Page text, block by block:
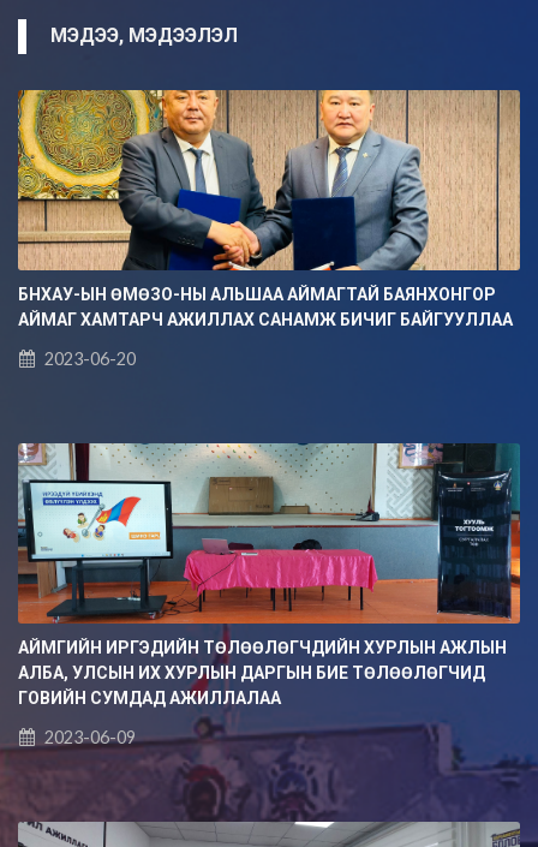
МЭДЭЭ, МЭДЭЭЛЭЛ
БНХАУ-ЫН ӨМӨЗО-НЫ АЛЬШАА АЙМАГТАЙ БАЯНХОНГОР
АЙМАГ ХАМТАРЧ АЖИЛЛАХ САНАМЖ БИЧИГ БАЙГУУЛЛАА
2023-06-20
АЙМГИЙН ИРГЭДИЙН ТӨЛӨӨЛӨГЧДИЙН ХУРЛЫН АЖЛЫН
АЛБА, УЛСЫН ИХ ХУРЛЫН ДАРГЫН БИЕ ТӨЛӨӨЛӨГЧИД
ГОВИЙН СУМДАД АЖИЛЛАЛАА
2023-06-09